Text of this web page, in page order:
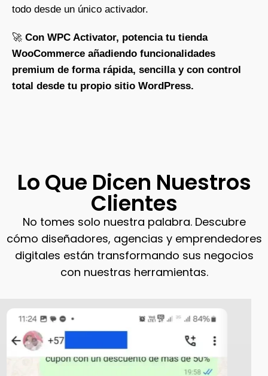
todo desde un único activador.
🚀 Con WPC Activator, potencia tu tienda
WooCommerce añadiendo funcionalidades
premium de forma rápida, sencilla y con control
total desde tu propio sitio WordPress.
Lo Que Dicen Nuestros
Clientes
No tomes solo nuestra palabra. Descubre
cómo diseñadores, agencias y emprendedores
digitales están transformando sus negocios
con nuestras herramientas.